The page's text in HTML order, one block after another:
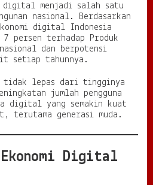
n
i
a
n
u
j
r
a
digital menjadi salah satu
nasional. Berdasarkan
digital Indonesia
7 persen terhadap Produk
dan berpotensi
setiap tahunnya.
tidak lepas dari tingginya
jumlah pengguna
digital yang semakin kuat
terutama generasi muda.
Ekonomi Digital